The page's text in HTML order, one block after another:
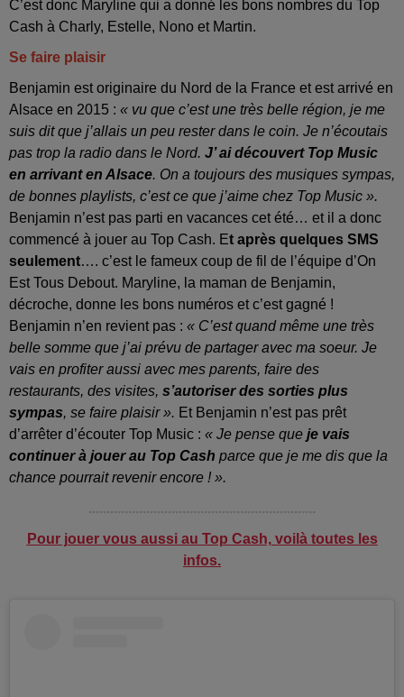
C’est donc Maryline qui a donné les bons nombres du Top
Cash à Charly, Estelle, Nono et Martin.
Se faire plaisir
Benjamin est originaire du Nord de la France et est arrivé en
Alsace en 2015 : « vu que c’est une très belle région, je me
suis dit que j’allais un peu rester dans le coin. Je n’écoutais
pas trop la radio dans le Nord. J’ ai découvert Top Music
en arrivant en Alsace. On a toujours des musiques sympas,
de bonnes playlists, c’est ce que j’aime chez Top Music ».
Benjamin n’est pas parti en vacances cet été… et il a donc
commencé à jouer au Top Cash. Et après quelques SMS
seulement…. c’est le fameux coup de fil de l’équipe d’On
Est Tous Debout. Maryline, la maman de Benjamin,
décroche, donne les bons numéros et c’est gagné !
Benjamin n’en revient pas : « C’est quand même une très
belle somme que j’ai prévu de partager avec ma soeur. Je
vais en profiter aussi avec mes parents, faire des
restaurants, des visites, s’autoriser des sorties plus
sympas, se faire plaisir ». Et Benjamin n’est pas prêt
d’arrêter d’écouter Top Music : « Je pense que je vais
continuer à jouer au Top Cash parce que je me dis que la
chance pourrait revenir encore ! ».
...............................................................
Pour jouer vous aussi au Top Cash, voilà toutes les
infos.